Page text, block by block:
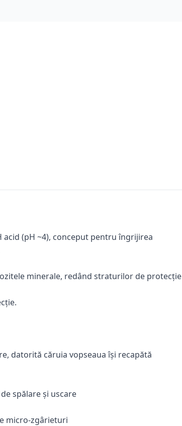
(pH ~4), conceput pentru îngrijirea
minerale, redând straturilor de protecție
datorită căruia vopseaua își recapătă
spălare și uscare
micro-zgârieturi